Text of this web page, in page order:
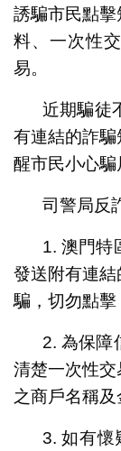
誘騙市民點
料、一次性
易。
近期騙徒
有連結的詐
醒市民小心騙
司警局反
1. 澳門特
發送附有連
騙，切勿點擊
2. 為保障
清楚一次性
之商戶名稱及
3. 如有懷